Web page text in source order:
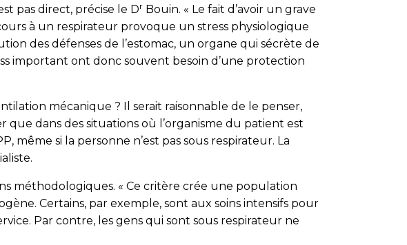
pas direct, précise le Dr Bouin. « Le fait d’avoir un grave
à un respirateur provoque un stress physiologique
des défenses de l’estomac, un organe qui sécrète de
important ont donc souvent besoin d’une protection
mécanique ? Il serait raisonnable de le penser,
que dans des situations où l’organisme du patient est
même si la personne n’est pas sous respirateur. La
méthodologiques. « Ce critère crée une population
Certains, par exemple, sont aux soins intensifs pour
Par contre, les gens qui sont sous respirateur ne